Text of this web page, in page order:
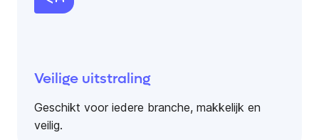
Veilige uitstraling
Geschikt voor iedere branche, makkelijk en
veilig.